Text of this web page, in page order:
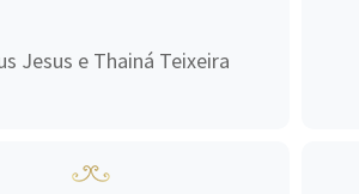
Jesus e Thainá Teixeira